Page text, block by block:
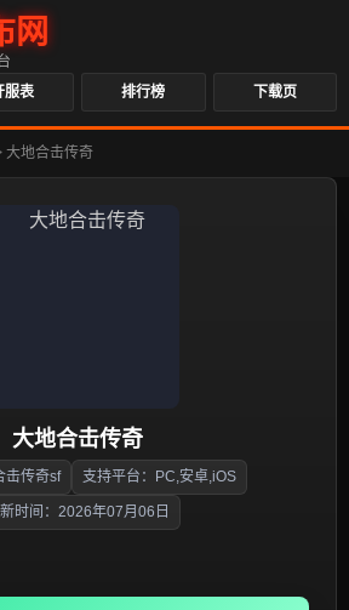
网
服表 排行榜 下载页
大地合击传奇
大地合击传奇
击传奇sf 支持平台：PC,安卓,iOS
时间：2026年07月06日